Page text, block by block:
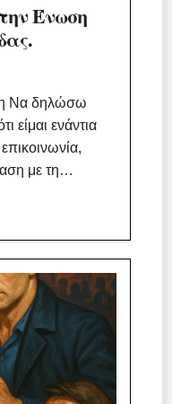
Ένωση
Να δηλώσω
είμαι ενάντια
με τη…